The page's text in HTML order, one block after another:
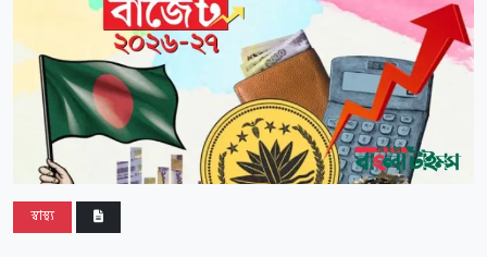
স্বাস্থ্য